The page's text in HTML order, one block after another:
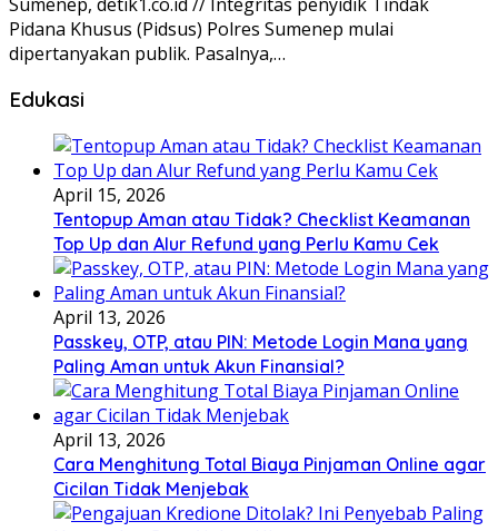
Pidana Khusus (Pidsus) Polres Sumenep mulai
dipertanyakan publik. Pasalnya,…
Edukasi
April 15, 2026
Tentopup Aman atau Tidak? Checklist Keamanan
Top Up dan Alur Refund yang Perlu Kamu Cek
April 13, 2026
Passkey, OTP, atau PIN: Metode Login Mana yang
Paling Aman untuk Akun Finansial?
April 13, 2026
Cara Menghitung Total Biaya Pinjaman Online agar
Cicilan Tidak Menjebak